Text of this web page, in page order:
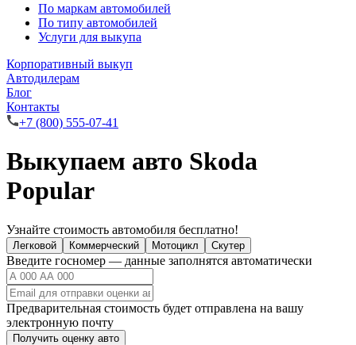
По маркам автомобилей
По типу автомобилей
Услуги для выкупа
Корпоративный выкуп
Автодилерам
Блог
Контакты
+7 (800) 555-07-41
Выкупаем авто Skoda
Popular
Узнайте стоимость автомобиля бесплатно!
Легковой Коммерческий Мотоцикл Скутер
Введите госномер — данные заполнятся автоматически
Предварительная стоимость будет отправлена на вашу
электронную почту
Получить оценку авто